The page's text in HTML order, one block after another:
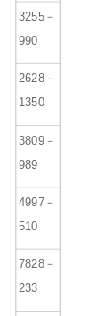
3255－
990
2628－
1350
3809－
989
4997－
510
7828－
233